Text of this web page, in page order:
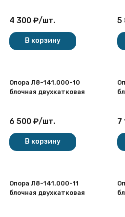
4 300 ₽/шт.
В корзину
5
Опора Л8-141.000-10
блочная двухкатковая
6 500 ₽/шт.
В корзину
7
Опора Л8-141.000-11
блочная двухкатковая